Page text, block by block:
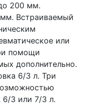
200 мм.
Встраиваемый
или
помощи
дополнительно.
6/3 л. Три
6/3 или 7/3 л.